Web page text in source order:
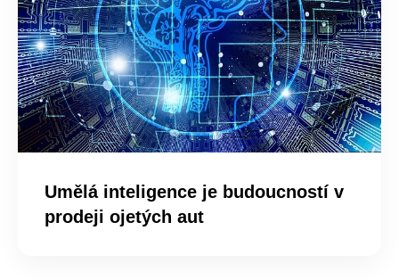
Umělá inteligence je budoucností v
prodeji ojetých aut